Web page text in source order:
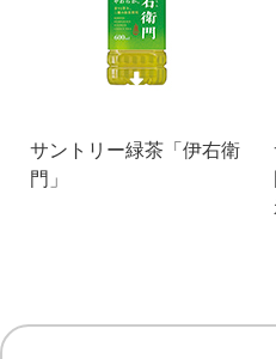
サントリー緑茶「伊右衛
門」